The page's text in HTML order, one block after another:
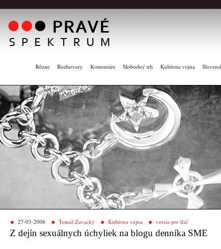
Rôzne Rozhovory Komentáre Slobodný trh Kultúrna vojna
27-03-2006 Tomáš Zavacký Kultúrna vojna verzia pre tlač
Z dejín sexuálnych úchyliek na blogu denníka SME